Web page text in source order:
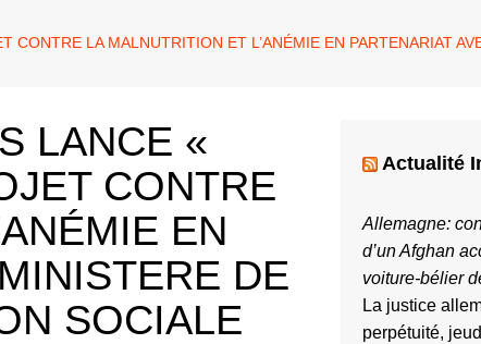
LA MALNUTRITION ET L’ANÉMIE EN PARTENARIAT
LANCE «
CONTRE
EN
DE
SOCIALE
Actualité
Allemagne:
d’un Afghan
voiture-bélier
La justice
perpétuité,